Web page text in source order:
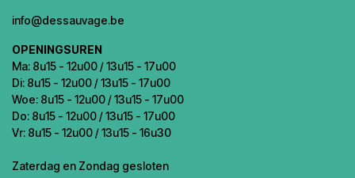
info@dessauvage.be
OPENINGSUREN
Ma: 8u15 - 12u00 / 13u15 - 17u00
Di: 8u15 - 12u00 / 13u15 - 17u00
Woe: 8u15 - 12u00 / 13u15 - 17u00
Do: 8u15 - 12u00 / 13u15 - 17u00
Vr: 8u15 - 12u00 / 13u15 - 16u30
Zaterdag en Zondag gesloten